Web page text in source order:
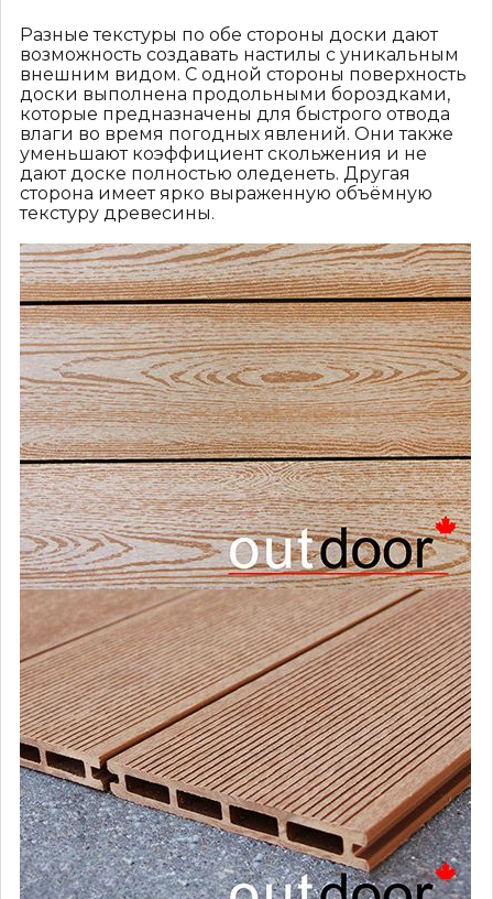
Разные текстуры по обе стороны доски дают
возможность создавать настилы с уникальным
внешним видом. С одной стороны поверхность
доски выполнена продольными бороздками,
которые предназначены для быстрого отвода
влаги во время погодных явлений. Они также
уменьшают коэффициент скольжения и не
дают доске полностью оледенеть. Другая
сторона имеет ярко выраженную объёмную
текстуру древесины.